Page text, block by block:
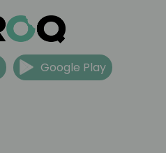
Google Play